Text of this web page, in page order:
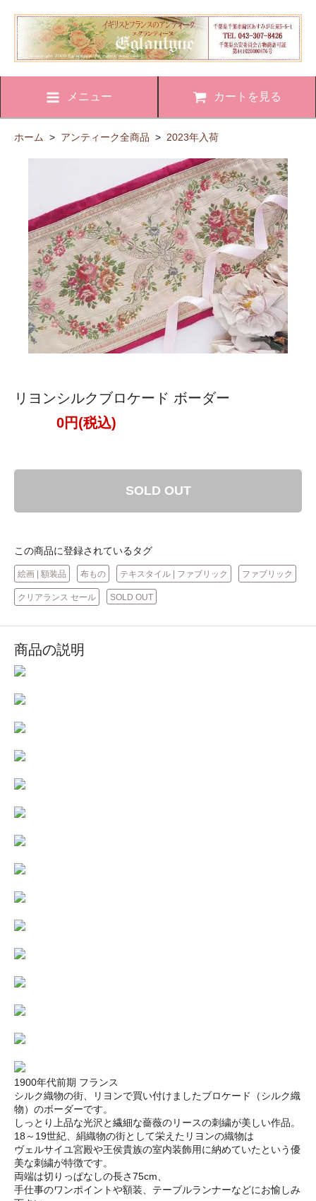
メニュー カートを見る
ホーム > アンティーク全商品 > 2023年入荷
リヨンシルクブロケード ボーダー
0円(税込)
SOLD OUT
この商品に登録されているタグ
絵画 | 額装品 布もの テキスタイル | ファブリック ファブリック
クリアランス セール SOLD OUT
商品の説明
1900年代前期 フランス
シルク織物の街、リヨンで買い付けましたブロケード（シルク織
物）のボーダーです。
しっとり上品な光沢と繊細な薔薇のリースの刺繍が美しい作品。
18～19世紀、絹織物の街として栄えたリヨンの織物は
ヴェルサイユ宮殿や王侯貴族の室内装飾用に納めていたという優
美な刺繍が特徴です。
両端は切りっぱなしの長さ75cm、
手仕事のワンポイントや額装、テーブルランナーなどにお愉しみ